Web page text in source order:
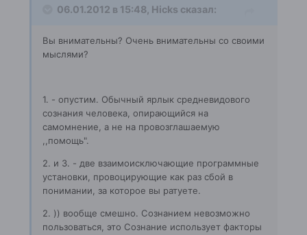
06.01.2012 в 15:48, Hicks сказал:
Вы внимательны? Очень внимательны со своими
мыслями?
1. - опустим. Обычный ярлык средневидового
сознания человека, опирающийся на
самомнение, а не на провозглашаемую
,,помощь".
2. и 3. - две взаимоисключающие программные
установки, провоцирующие как раз сбой в
понимании, за которое вы ратуете.
2. )) вообще смешно. Сознанием невозможно
пользоваться, это Сознание использует факторы